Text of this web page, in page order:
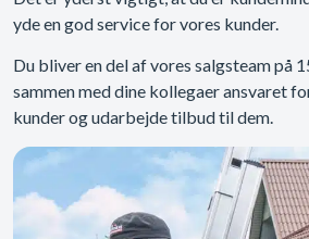
yde en god service for vores kunder.
Du bliver en del af vores salgsteam på
sammen med dine kollegaer ansvaret
kunder og udarbejde tilbud til dem.